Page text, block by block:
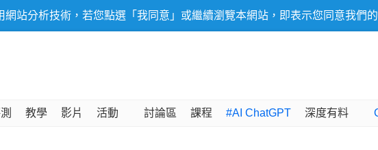
站分析技術，若您點選「我同意」或繼續瀏覽本網站，即表示您同意我們的
教學 影片 活動 討論區 課程 #AI ChatGPT 深度有料